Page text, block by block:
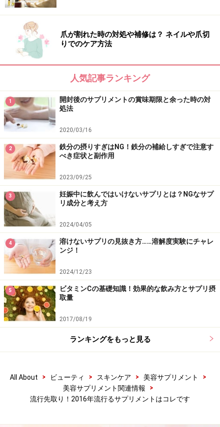
爪が割れた時の対処や補修は？ ネイルや爪切
りでのケア方法
人気記事ランキング
1
開封後のサプリメントの賞味期限と余った時の対
処法
2020/03/16
2
鉄分の摂りすぎはNG！鉄分の補給しすぎで注意す
べき症状と副作用
2023/09/25
3
妊娠中に飲んではいけないサプリとは？NGなサプ
リ成分と考え方
2024/04/05
4
溶けないサプリの見抜き方……溶解度実験にチャレ
ンジ！
2024/12/23
5
ビタミンCの基礎知識！効果的な飲み方とサプリ摂
取量
2017/08/19
ランキングをもっと見る
All About > ビューティ > スキンケア > 美容サプリメント
>
美容サプリメント関連情報
>
流行先取り！2016年流行るサプリメントはコレです